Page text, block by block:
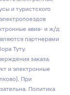
и туристского
авиа- и ж/д
партнерами
Туту.
заказа.
и электронные
При
Политика